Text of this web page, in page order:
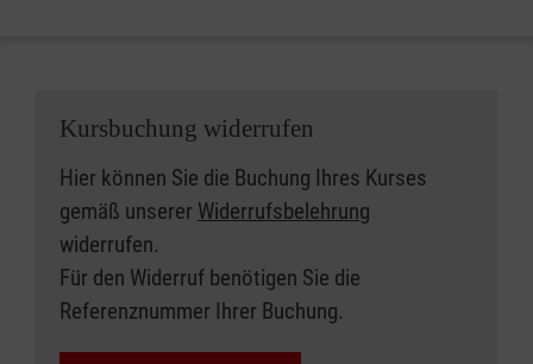
Kursbuchung widerrufen
Hier können Sie die Buchung Ihres Kurses
gemäß unserer Widerrufsbelehrung
widerrufen.
Für den Widerruf benötigen Sie die
Referenznummer Ihrer Buchung.